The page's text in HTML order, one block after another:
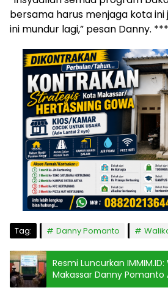
bersama harus menjaga kota
ini mundur lagi,” pesan Danny. ***
Tag: Danny Pomanto
Resmi Luncurkan
Makassar Danny Pomanto
Digital untuk Dakwah dan